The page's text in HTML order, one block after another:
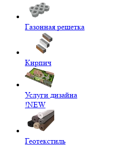
Газонная решетка
Кирпич
Услуги дизайна
!NEW
Геотекстиль